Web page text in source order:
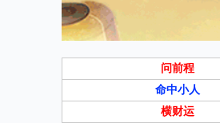
问前程
命中小人
横财运